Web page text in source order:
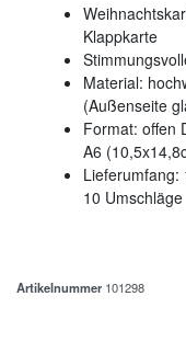
Klappkarte
Material:
(Außenseite
Format: offen
A6
Lieferumfang:
10 Umschläge
Artikelnummer 101298